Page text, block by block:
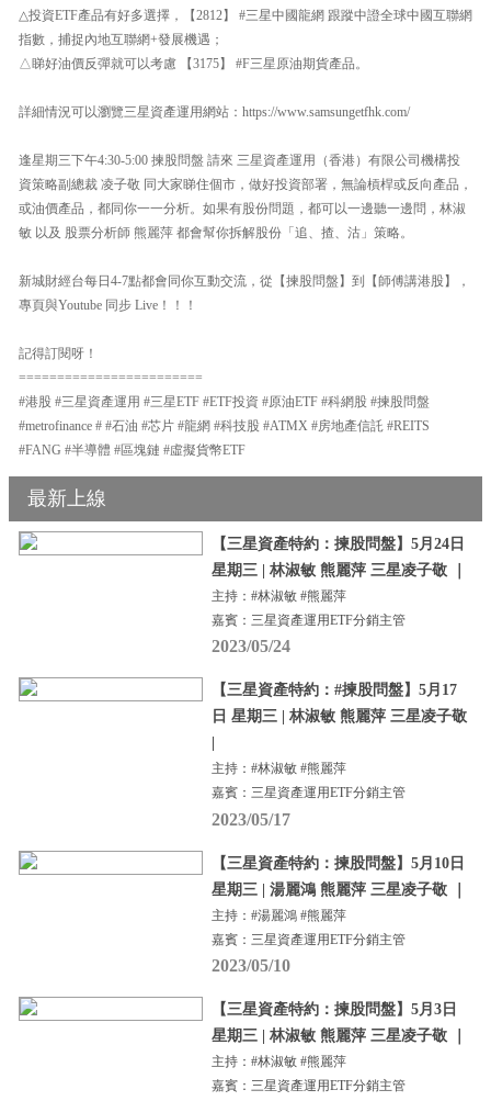
△投資ETF產品有好多選擇，【2812】 #三星中國龍網 跟蹤中證全球中國互聯網
指數，捕捉內地互聯網+發展機遇；
△睇好油價反彈就可以考慮 【3175】 #F三星原油期貨產品。
詳細情況可以瀏覽三星資產運用網站：https://www.samsungetfhk.com/
逢星期三下午4:30-5:00 揀股問盤 請來 三星資產運用（香港）有限公司機構投
資策略副總裁 凌子敬 同大家睇住個市，做好投資部署，無論槓桿或反向產品，
或油價產品，都同你一一分析。如果有股份問題，都可以一邊聽一邊問，林淑
敏 以及 股票分析師 熊麗萍 都會幫你拆解股份「追、揸、沽」策略。
新城財經台每日4-7點都會同你互動交流，從【揀股問盤】到【師傅講港股】，
專頁與Youtube 同步 Live！！！
記得訂閱呀！
========================
#港股 #三星資產運用 #三星ETF #ETF投資 #原油ETF #科網股 #揀股問盤
#metrofinance # #石油 #芯片 #龍網 #科技股 #ATMX #房地產信託 #REITS
#FANG #半導體 #區塊鏈 #虛擬貨幣ETF
最新上線
【三星資產特約：揀股問盤】5月24日
星期三 | 林淑敏 熊麗萍 三星凌子敬 ｜
主持：#林淑敏 #熊麗萍
嘉賓：三星資產運用ETF分銷主管
2023/05/24
【三星資產特約：#揀股問盤】5月17
日 星期三 | 林淑敏 熊麗萍 三星凌子敬
主持：#林淑敏 #熊麗萍
嘉賓：三星資產運用ETF分銷主管
2023/05/17
【三星資產特約：揀股問盤】5月10日
星期三 | 湯麗鴻 熊麗萍 三星凌子敬 ｜
主持：#湯麗鴻 #熊麗萍
嘉賓：三星資產運用ETF分銷主管
2023/05/10
【三星資產特約：揀股問盤】5月3日
星期三 | 林淑敏 熊麗萍 三星凌子敬 ｜
主持：#林淑敏 #熊麗萍
嘉賓：三星資產運用ETF分銷主管